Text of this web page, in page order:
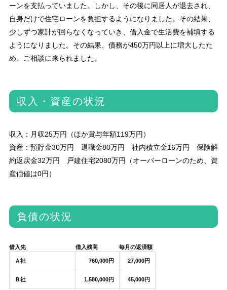
ーンを支払っていました。しかし、その後に同居人が退去され、
自身だけで住宅ローンを負担するようになりました。その結果、
少しずつ家計が回らなくなっていき、借入金で生活費を補填する
ようになりました。その結果、債務が450万円以上に増大したた
め、ご相談に来られました。
収入・資産の状況
収入：月収25万円（ほか賞与年額119万円）
資産：預貯金30万円 退職金80万円 社内積立金16万円 保険解
約返戻金32万円 戸建住宅2080万円（オーバーローンのため、資
産価値は0円）
負債の状況
借入先 借入残高 毎月の返済額
Ａ社 760,000円 27,000円
Ｂ社 1,580,000円 45,000円